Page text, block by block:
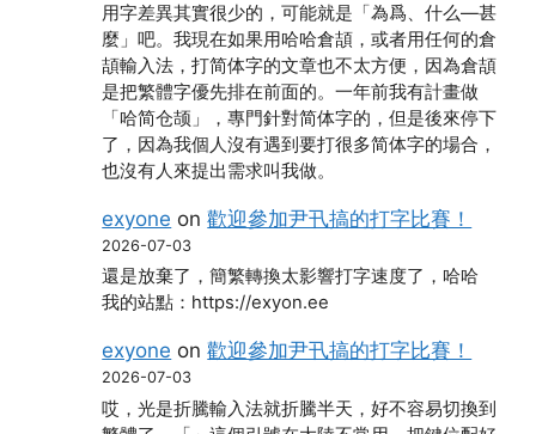
用字差異其實很少的，可能就是「為爲、什么―甚
麼」吧。我現在如果用哈哈倉頡，或者用任何的倉
頡輸入法，打简体字的文章也不太方便，因為倉頡
是把繁體字優先排在前面的。一年前我有計畫做
「哈简仓颉」，專門針對简体字的，但是後來停下
了，因為我個人沒有遇到要打很多简体字的場合，
也沒有人來提出需求叫我做。
exyone on歡迎參加尹卂搞的打字比賽！
2026-07-03
還是放棄了，簡繁轉換太影響打字速度了，哈哈
我的站點：https://exyon.ee
exyone on歡迎參加尹卂搞的打字比賽！
2026-07-03
哎，光是折騰輸入法就折騰半天，好不容易切換到